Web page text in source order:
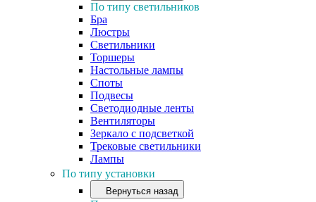
По типу светильников
Бра
Люстры
Светильники
Торшеры
Настольные лампы
Споты
Подвесы
Светодиодные ленты
Вентиляторы
Зеркало с подсветкой
Трековые светильники
Лампы
По типу установки
Вернуться назад